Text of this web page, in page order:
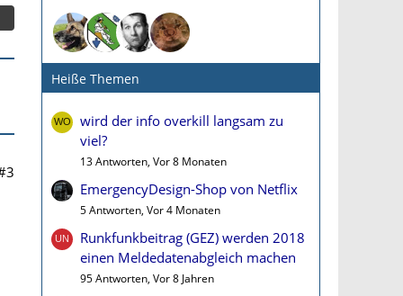
Heiße Themen
wird der info overkill langsam zu
viel?
13 Antworten, Vor 8 Monaten
EmergencyDesign-Shop von Netflix
5 Antworten, Vor 4 Monaten
Runkfunkbeitrag (GEZ) werden 2018
einen Meldedatenabgleich machen
95 Antworten, Vor 8 Jahren